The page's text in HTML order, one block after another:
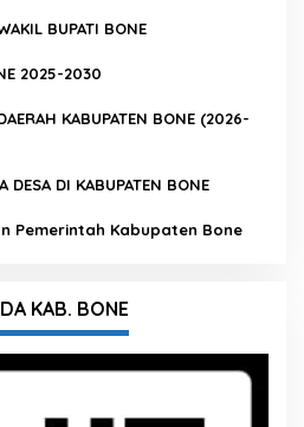
BUPATI BONE
2025-2030
KABUPATEN BONE (2026-
DESA DI KABUPATEN BONE
Pemerintah Kabupaten Bone
KAB. BONE